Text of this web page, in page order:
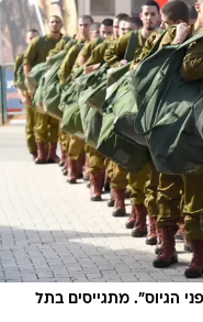
הגיוס". מתגייסים בתל